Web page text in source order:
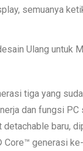
semuanya
Ulang untuk
tiga yang
dan fungsi PC
baru,
generasi